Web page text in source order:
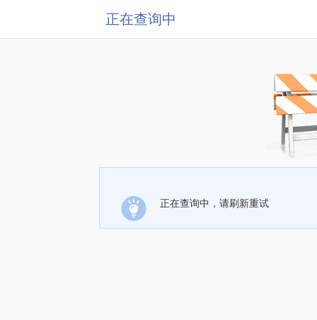
正在查询中
正在查询中，请刷新重试